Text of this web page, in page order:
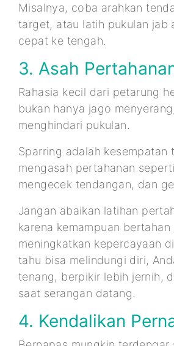
Misalnya, coba arahkan
target, atau latih pukulan jab
cepat ke tengah.
3. Asah
Rahasia kecil dari petarung
bukan hanya jago
menghindari pukulan.
Sparring adalah kesempatan
mengasah pertahanan seperti
mengecek tendangan, dan
Jangan abaikan latihan
karena kemampuan
meningkatkan kepercayaan
tahu bisa melindungi diri,
tenang, berpikir lebih jernih,
saat serangan datang.
4. Kendalikan